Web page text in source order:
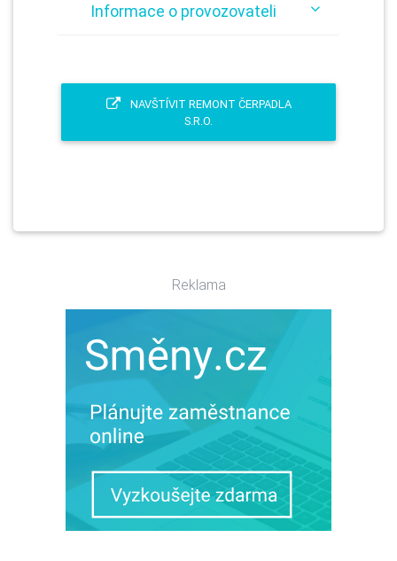
Informace o provozovateli
NAVŠTÍVIT REMONT ČERPADLA
S.R.O.
Reklama